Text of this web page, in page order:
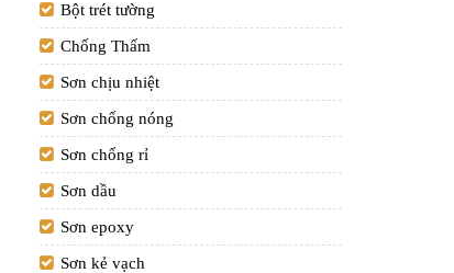
Bột trét tường
Chống Thấm
Sơn chịu nhiệt
Sơn chống nóng
Sơn chống rỉ
Sơn dầu
Sơn epoxy
Sơn kẻ vạch